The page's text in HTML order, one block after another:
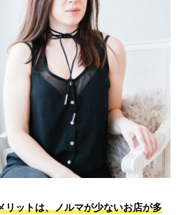
リットは、ノルマが少ないお店が多